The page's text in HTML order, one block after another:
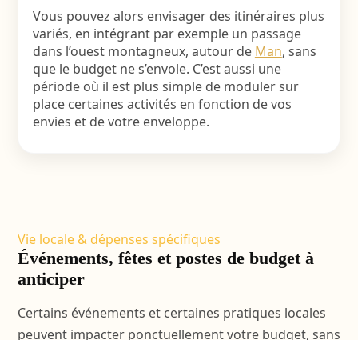
Vous pouvez alors envisager des itinéraires plus
variés, en intégrant par exemple un passage
dans l’ouest montagneux, autour de Man, sans
que le budget ne s’envole. C’est aussi une
période où il est plus simple de moduler sur
place certaines activités en fonction de vos
envies et de votre enveloppe.
Vie locale & dépenses spécifiques
Événements, fêtes et postes de budget à
anticiper
Certains événements et certaines pratiques locales
peuvent impacter ponctuellement votre budget, sans